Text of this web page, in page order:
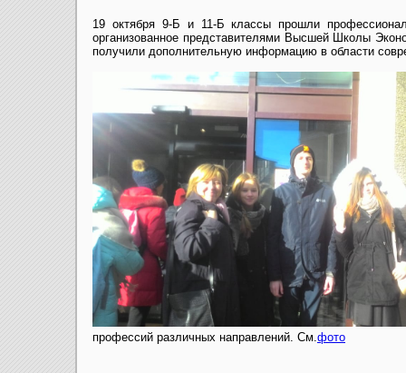
19 октября 9-Б и 11-Б классы прошли
организованное представителями Высшей Школы
получили дополнительную информацию в области
профессий различных направлений. См.фото